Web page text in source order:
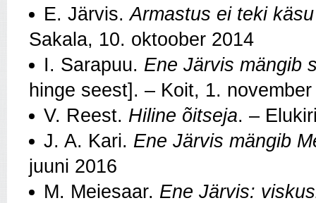
E. Järvis.Armastus ei teki
Sakala, 10. oktoober 2014
I. Sarapuu. Ene Järvis mängib
hinge seest]. – Koit, 1.
V. Reest. Hiline õitseja. –
J. A. Kari. Ene Järvis mängib
juuni 2016
M. Meiesaar. Ene Järvis: